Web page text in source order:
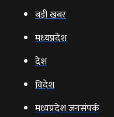
बड़ी खबर
मध्‍यप्रदेश
देश
विदेश
मध्यप्रदेश जनसंपर्क